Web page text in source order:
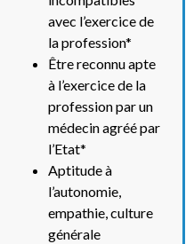
avec l’exercice de
la profession*
Être reconnu apte
à l’exercice de la
profession par un
médecin agréé par
l’Etat*
Aptitude à
l’autonomie,
empathie, culture
générale